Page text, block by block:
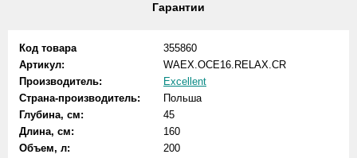
Гарантии
Код товара
355860
Артикул:
WAEX.OCE16.RELAX.CR
Производитель:
Excellent
Страна-производитель:
Польша
Глубина, см:
45
Длина, см:
160
Объем, л:
200